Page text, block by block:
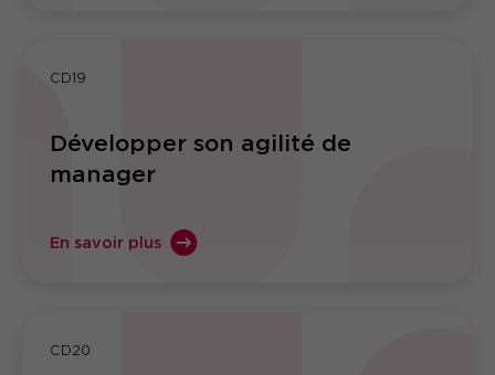
CD19
Développer son agilité de
manager
En savoir plus
CD20